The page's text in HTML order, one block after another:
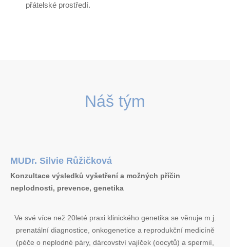
přátelské prostředí.
Náš tým
MUDr. Silvie Růžičková
Konzultace výsledků vyšetření a možných příčin
neplodnosti, prevence, genetika
Ve své více než 20leté praxi klinického genetika se věnuje m.j.
prenatální diagnostice, onkogenetice a reprodukční medicíně
(péče o neplodné páry, dárcovství vajíček (oocytů) a spermií,